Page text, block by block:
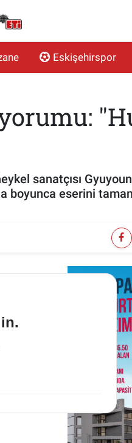
Eskişehirspor
sanatçısı
boyunca eserini